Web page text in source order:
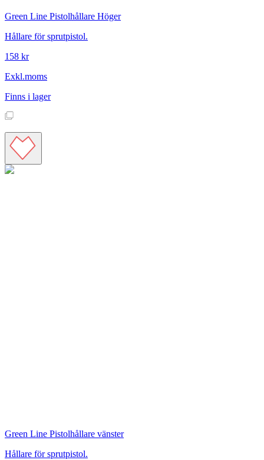
Green Line Pistolhållare Höger
Hållare för sprutpistol.
158 kr
Exkl.moms
Finns i lager
Green Line Pistolhållare vänster
Hållare för sprutpistol.